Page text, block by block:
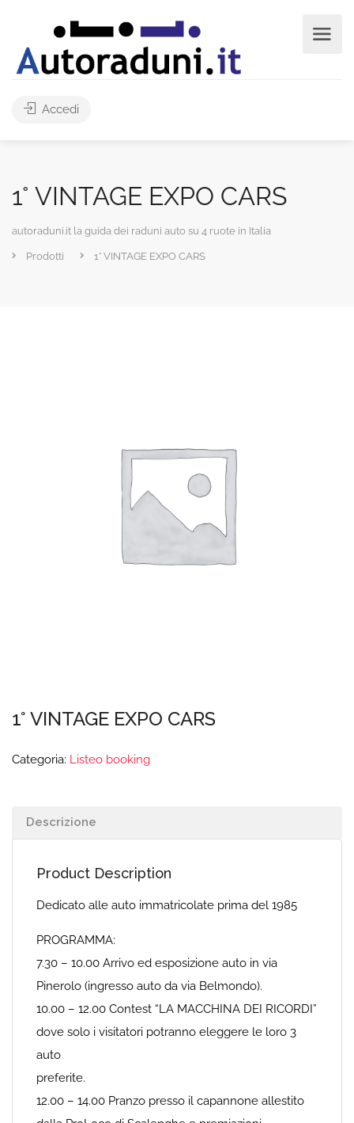
Accedi
1° VINTAGE EXPO CARS
autoraduni.it la guida dei raduni auto su 4 ruote in Italia
Prodotti 1° VINTAGE EXPO CARS
1° VINTAGE EXPO CARS
Categoria: Listeo booking
Descrizione
Product Description
Dedicato alle auto immatricolate prima del 1985
PROGRAMMA:
7.30 – 10.00 Arrivo ed esposizione auto in via
Pinerolo (ingresso auto da via Belmondo).
10.00 – 12.00 Contest “LA MACCHINA DEI RICORDI”
dove solo i visitatori potranno eleggere le loro 3
auto
preferite.
12.00 – 14.00 Pranzo presso il capannone allestito